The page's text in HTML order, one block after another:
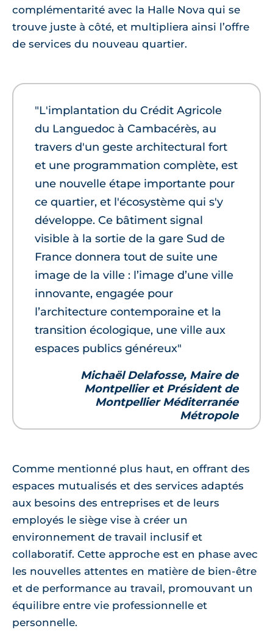
complémentarité avec la Halle Nova qui se
trouve juste à côté, et multipliera ainsi l’offre
de services du nouveau quartier.
"L'implantation du Crédit Agricole
du Languedoc à Cambacérès, au
travers d'un geste architectural fort
et une programmation complète, est
une nouvelle étape importante pour
ce quartier, et l'écosystème qui s'y
développe. Ce bâtiment signal
visible à la sortie de la gare Sud de
France donnera tout de suite une
image de la ville : l’image d’une ville
innovante, engagée pour
l’architecture contemporaine et la
transition écologique, une ville aux
espaces publics généreux"
Michaël Delafosse, Maire de
Montpellier et Président de
Montpellier Méditerranée
Métropole
Comme mentionné plus haut, en offrant des
espaces mutualisés et des services adaptés
aux besoins des entreprises et de leurs
employés le siège vise à créer un
environnement de travail inclusif et
collaboratif. Cette approche est en phase avec
les nouvelles attentes en matière de bien-être
et de performance au travail, promouvant un
équilibre entre vie professionnelle et
personnelle.